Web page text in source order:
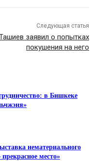
Следующая статья
заявил о попытках
покушения на него
в Бишкеке
нематериального
место»